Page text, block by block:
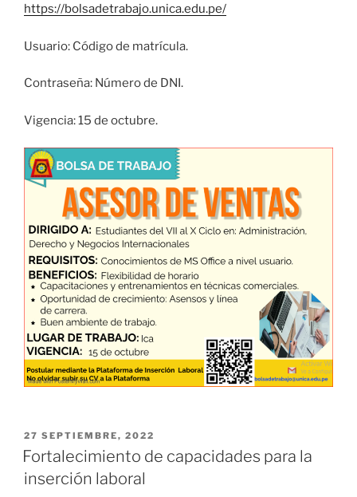
https://bolsadetrabajo.unica.edu.pe/
Usuario: Código de matrícula.
Contraseña: Número de DNI.
Vigencia: 15 de octubre.
PUBLICADO
EL
27 SEPTIEMBRE, 2022
Fortalecimiento de capacidades para la
inserción laboral